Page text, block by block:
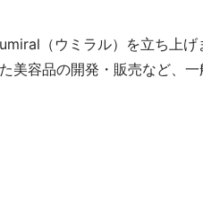
（ウミラル）を立ち上
美容品の開発・販売など、